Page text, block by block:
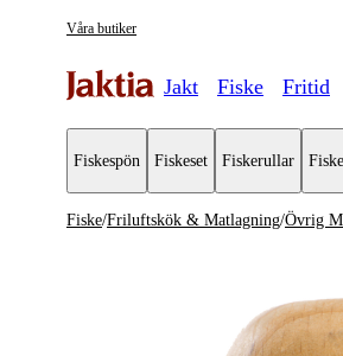
Våra butiker
Jakt Fiske Fritid
Fiskespön Fiskeset Fiskerullar
Friluftskök &
Övrig matlagningsutrustning
Fiske/Friluftskök & Matlagning/Övrig